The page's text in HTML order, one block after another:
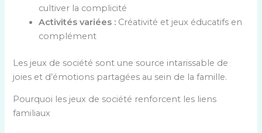
cultiver la complicité
Activités variées : Créativité et jeux éducatifs en
complément
Les jeux de société sont une source intarissable de
joies et d’émotions partagées au sein de la famille.
Pourquoi les jeux de société renforcent les liens
familiaux